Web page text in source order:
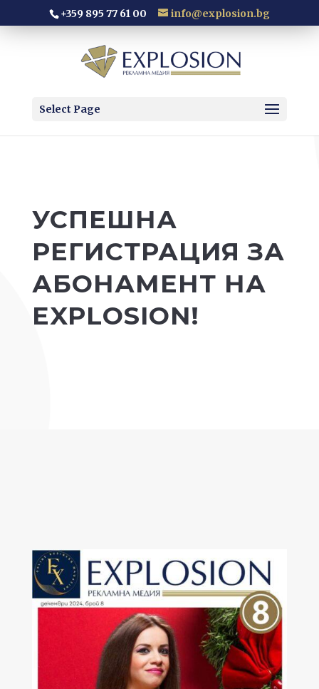
+359 895 77 61 00 info@explosion.bg
Select Page
УСПЕШНА
РЕГИСТРАЦИЯ ЗА
АБОНАМЕНТ НА
EXPLOSION!